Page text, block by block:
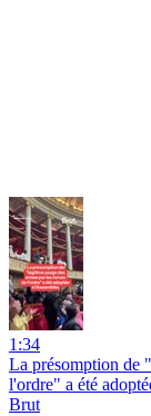
1:34
La présomption de
l'ordre" a été
Brut